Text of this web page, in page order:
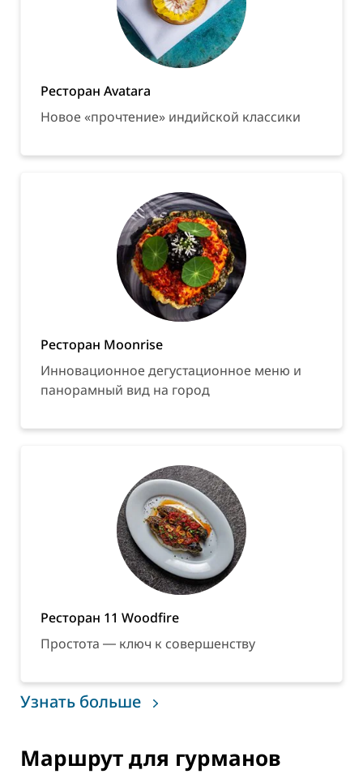
Ресторан Avatara
Новое «прочтение» индийской классики
Ресторан Moonrise
Инновационное дегустационное меню и
панорамный вид на город
Ресторан 11 Woodfire
Простота ― ключ к совершенству
Узнать больше
Маршрут для гурманов